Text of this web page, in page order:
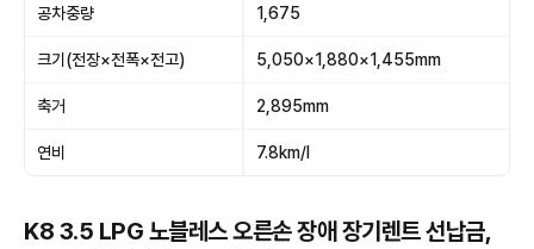
공차중량 1,675
크기(전장×전폭×전고) 5,050×1,880×1,455mm
축거 2,895mm
연비 7.8km/l
K8 3.5 LPG 노블레스 오른손 장애 장기렌트 선납금,